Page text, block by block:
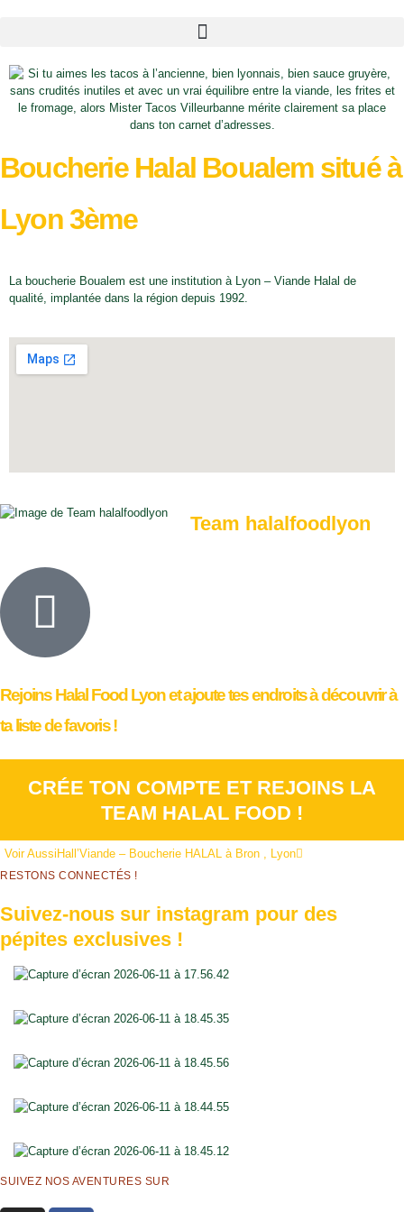
Boucherie Halal Boualem situé à
Lyon 3ème
La boucherie Boualem est une institution à Lyon – Viande Halal de
qualité, implantée dans la région depuis 1992.
Team halalfoodlyon
Rejoins Halal Food Lyon et ajoute tes endroits à découvrir à
ta liste de favoris !
CRÉE TON COMPTE ET REJOINS LA
TEAM HALAL FOOD !
Voir Aussi Hall’Viande – Boucherie HALAL à Bron , Lyon
RESTONS CONNECTÉS !
Suivez-nous sur instagram pour des
pépites exclusives !
SUIVEZ NOS AVENTURES SUR